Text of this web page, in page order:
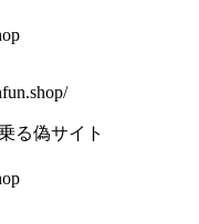
る偽サイト